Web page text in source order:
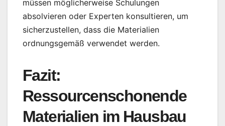
müssen möglicherweise Schulungen
absolvieren oder Experten konsultieren, um
sicherzustellen, dass die Materialien
ordnungsgemäß verwendet werden.
Fazit:
Ressourcenschonende
Materialien im Hausbau